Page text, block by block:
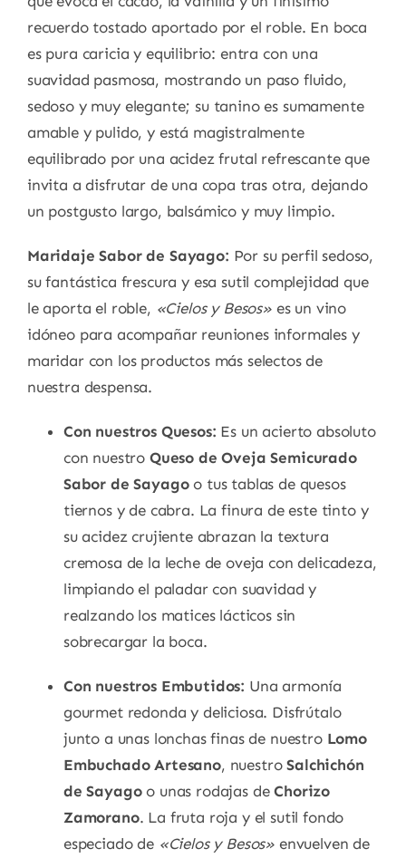
recuerdo tostado aportado por el roble. En boca
es pura caricia y equilibrio: entra con una
suavidad pasmosa, mostrando un paso fluido,
sedoso y muy elegante; su tanino es sumamente
amable y pulido, y está magistralmente
equilibrado por una acidez frutal refrescante que
invita a disfrutar de una copa tras otra, dejando
un postgusto largo, balsámico y muy limpio.
Maridaje Sabor de Sayago: Por su perfil sedoso,
su fantástica frescura y esa sutil complejidad que
le aporta el roble, «Cielos y Besos»es un vino
idóneo para acompañar reuniones informales y
maridar con los productos más selectos de
nuestra despensa.
Con nuestros Quesos: Es un acierto absoluto
con nuestro Queso de Oveja Semicurado
Sabor de Sayagoo tus tablas de quesos
tiernos y de cabra. La finura de este tinto y
su acidez crujiente abrazan la textura
cremosa de la leche de oveja con delicadeza,
limpiando el paladar con suavidad y
realzando los matices lácticos sin
sobrecargar la boca.
Con nuestros Embutidos: Una armonía
gourmet redonda y deliciosa. Disfrútalo
junto a unas lonchas finas de nuestro Lomo
Embuchado Artesano, nuestroSalchichón
de Sayagoo unas rodajas deChorizo
Zamorano. La fruta roja y el sutil fondo
especiado de «Cielos y Besos» envuelven de